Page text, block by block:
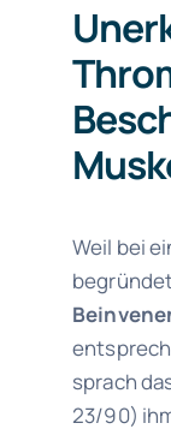
Weil bei
sprach
23/90)